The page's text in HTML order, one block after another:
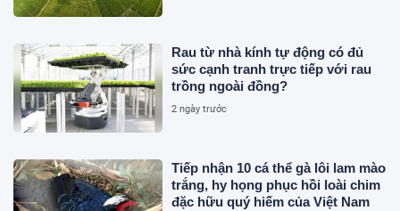
Rau từ nhà kính tự động có đủ
sức cạnh tranh trực tiếp với rau
trồng ngoài đồng?
2 ngày trước
Tiếp nhận 10 cá thể gà lôi lam mào
trắng, hy họng phục hồi loài chim
đặc hữu quý hiếm của Việt Nam